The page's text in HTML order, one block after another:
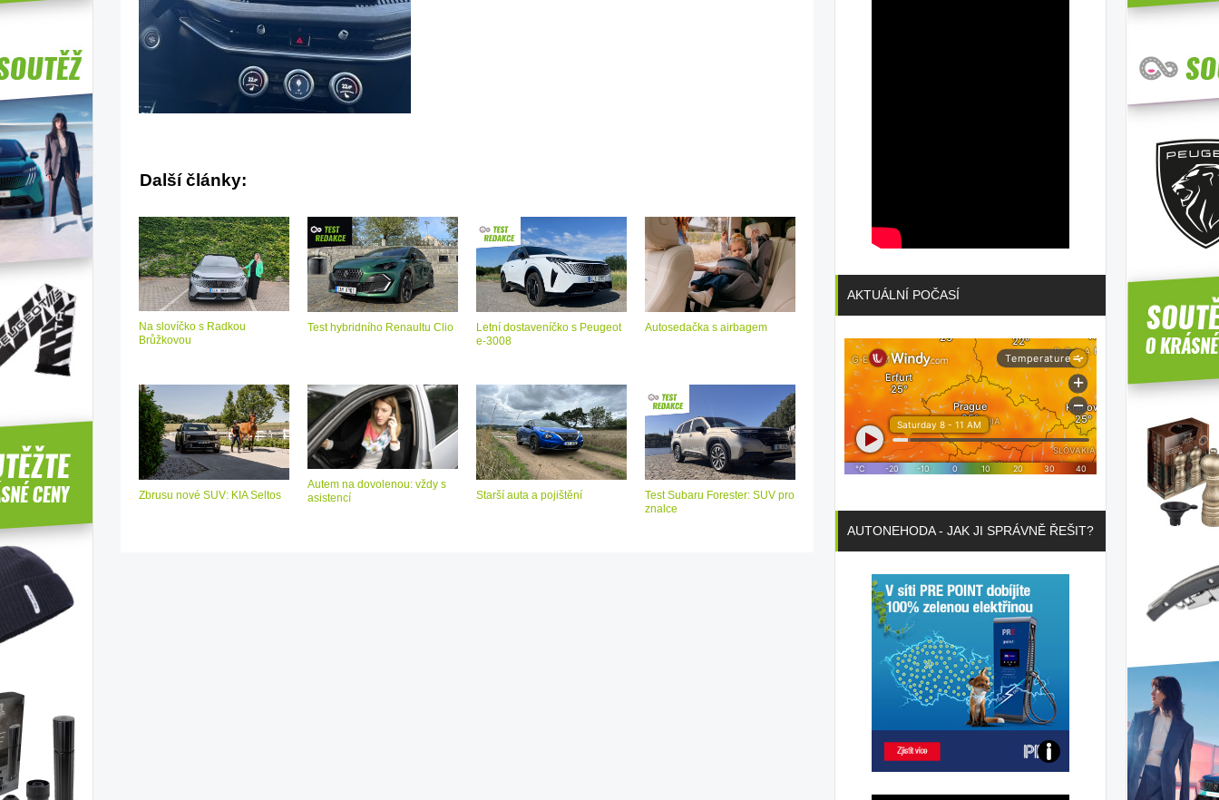
Další články:
Na slovíčko s Radkou
Brůžkovou
Test hybridního Renaultu Clio
Letní dostaveníčko s Peugeot
e-3008
Autosedačka s airbagem
Zbrusu nové SUV: KIA Seltos
Autem na dovolenou: vždy s
asistencí
Starší auta a pojištění
Test Subaru Forester: SUV pro
znalce
AKTUÁLNÍ POČASÍ
AUTONEHODA - JAK JI SPRÁVNĚ ŘEŠIT?
Poznejte